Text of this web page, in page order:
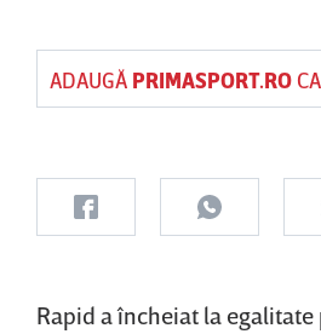
ADAUGĂ PRIMASPORT.RO
Rapid a încheiat la